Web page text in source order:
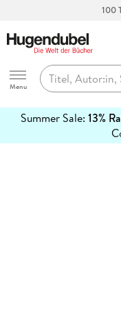
100
Hugendubel
Menu
Summer Sale: 13%
erfahren